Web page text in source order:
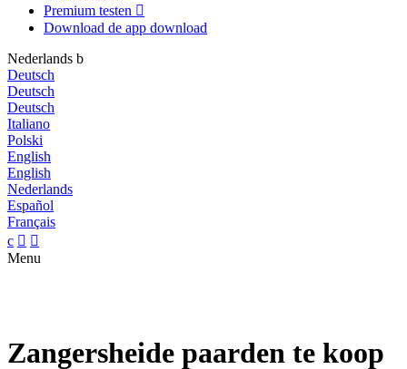
Premium testen 
Download de app download
Nederlands b
Deutsch
Deutsch
Deutsch
Italiano
Polski
English
English
Nederlands
Español
Français
c  
Menu
Zangersheide paarden te koop